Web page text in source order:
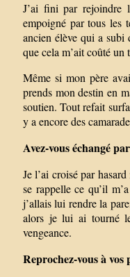
J’ai fini par rejoindre
empoigné par tous les
ancien élève qui a subi
que cela m’ait coûté un
Même si mon père
prends mon destin en
soutien. Tout refait
y a encore des
Avez-vous échangé
Je l’ai croisé par
se rappelle ce qu’il
j’allais lui rendre la
alors je lui ai tourné
vengeance.
Reprochez-vous à vos